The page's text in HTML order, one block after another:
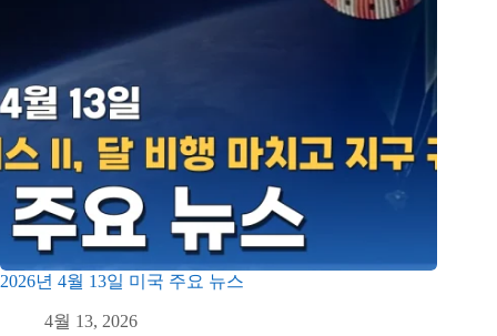
2026년 4월 13일 미국 주요 뉴스
4월 13, 2026